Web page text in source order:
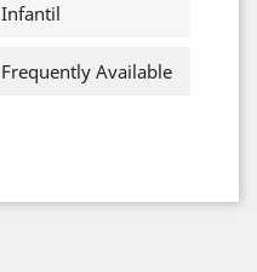
Infantil
Frequently Available